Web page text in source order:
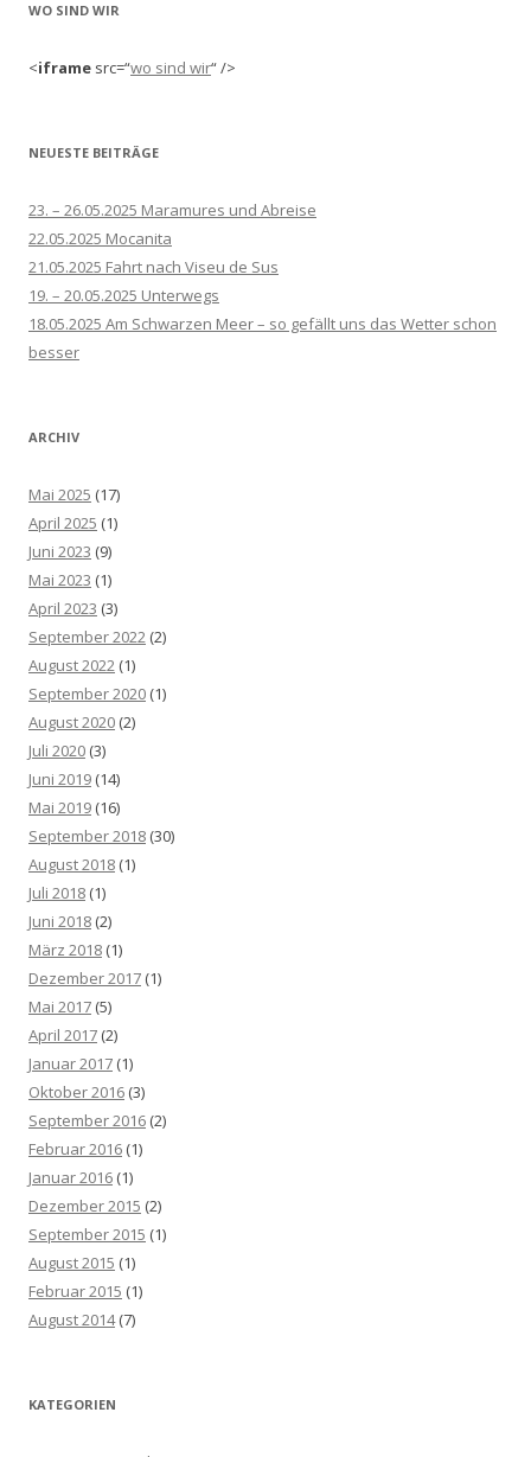
WO SIND WIR
<iframe src=“wo sind wir“ />
NEUESTE BEITRÄGE
23. – 26.05.2025 Maramures und Abreise
22.05.2025 Mocanita
21.05.2025 Fahrt nach Viseu de Sus
19. – 20.05.2025 Unterwegs
18.05.2025 Am Schwarzen Meer – so gefällt uns das Wetter schon
besser
ARCHIV
Mai 2025 (17)
April 2025 (1)
Juni 2023 (9)
Mai 2023 (1)
April 2023 (3)
September 2022 (2)
August 2022 (1)
September 2020 (1)
August 2020 (2)
Juli 2020 (3)
Juni 2019 (14)
Mai 2019 (16)
September 2018 (30)
August 2018 (1)
Juli 2018 (1)
Juni 2018 (2)
März 2018 (1)
Dezember 2017 (1)
Mai 2017 (5)
April 2017 (2)
Januar 2017 (1)
Oktober 2016 (3)
September 2016 (2)
Februar 2016 (1)
Januar 2016 (1)
Dezember 2015 (2)
September 2015 (1)
August 2015 (1)
Februar 2015 (1)
August 2014(7)
KATEGORIEN